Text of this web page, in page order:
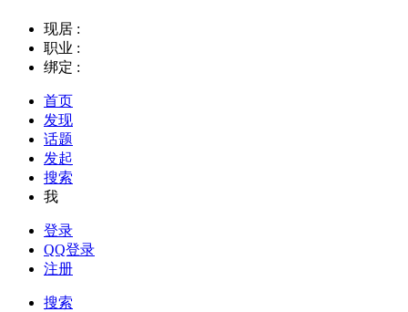
现居 :
职业 :
绑定 :
首页
发现
话题
发起
搜索
我
登录
QQ登录
注册
搜索